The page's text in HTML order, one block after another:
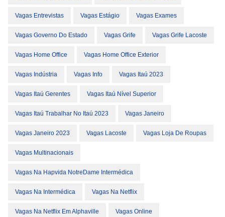
Vagas Entrevistas Vagas Estágio Vagas Exames
Vagas Governo Do Estado Vagas Grife Vagas Grife Lacoste
Vagas Home Office Vagas Home Office Exterior
Vagas Indústria Vagas Info Vagas Itaú 2023
Vagas Itaú Gerentes Vagas Itaú Nível Superior
Vagas Itaú Trabalhar No Itaú 2023 Vagas Janeiro
Vagas Janeiro 2023 Vagas Lacoste Vagas Loja De Roupas
Vagas Multinacionais
Vagas Na Hapvida NotreDame Intermédica
Vagas Na Intermédica Vagas Na Netflix
Vagas Na Netflix Em Alphaville Vagas Online